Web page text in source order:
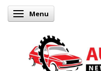
Skifte navigation
Menu